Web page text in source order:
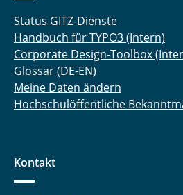
Status GITZ-Dienste
Handbuch für TYPO3 (Intern)
Corporate Design-Toolbox
Glossar (DE-EN)
Meine Daten ändern
Hochschulöffentliche
Kontakt